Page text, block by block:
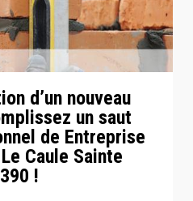
d’un nouveau
un saut
de Entreprise
Caule Sainte
!